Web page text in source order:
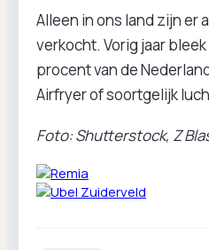
Alleen in ons land zijn er
verkocht. Vorig jaar
procent van de
Airfryer of soortgelijk
Foto: Shutterstock, Z